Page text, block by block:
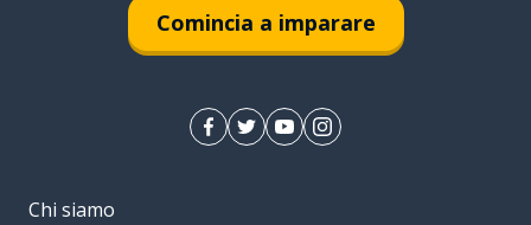
Comincia a imparare
Chi siamo